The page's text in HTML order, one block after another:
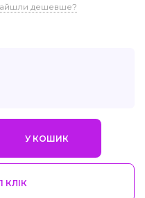
дешевше?
У КОШИК
КЛIК